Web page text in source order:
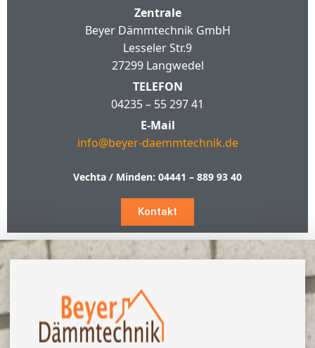
Zentrale
Beyer Dämmtechnik GmbH
Lesseler Str.9
27299 Langwedel
TELEFON
04235 – 55 297 41
E-Mail
info@beyer-daemmtechnik.de
Vechta / Minden: 04441 – 889 93 40
Kontakt